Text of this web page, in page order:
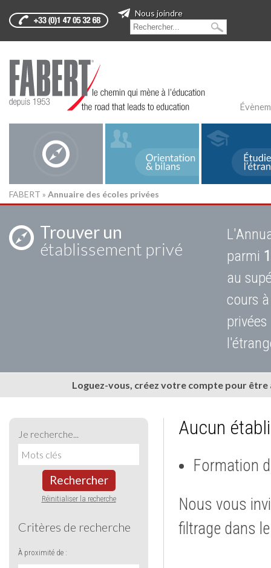
Nous joindre
FABERT » Annuaire des écoles privées
Trouver un
établissement privé
parmi
au
cours
Loguez-vous, créez votre compte pour
Je recherche...
Rechercher
Réinitialiser la recherche
Critères de recherche
À proximité de :
Aucun
Formation
Nous vous
filtrage dans